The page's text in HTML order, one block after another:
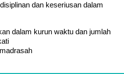
dan keseriusan dalam
dalam kurun waktu dan jumlah